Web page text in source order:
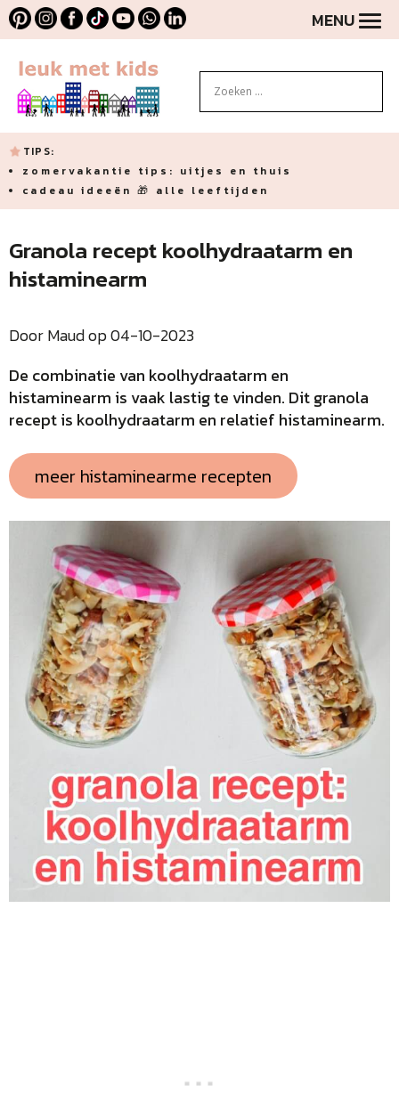
MENU
TIPS:
zomervakantie tips: uitjes en thuis
cadeau ideeën 🎁 alle leeftijden
Granola recept koolhydraatarm en
histaminearm
Door Maud op 04-10-2023
De combinatie van koolhydraatarm en
histaminearm is vaak lastig te vinden. Dit granola
recept is koolhydraatarm en relatief histaminearm.
meer histaminearme recepten